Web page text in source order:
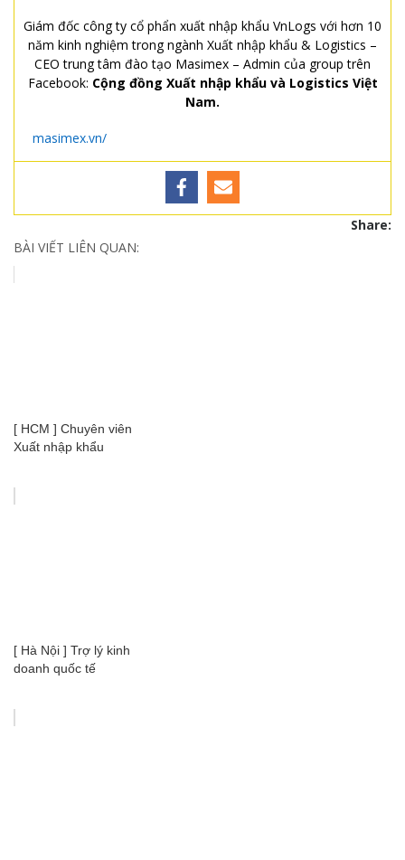
Giám đốc công ty cổ phẩn xuất nhập khẩu VnLogs với hơn 10
năm kinh nghiệm trong ngành Xuất nhập khẩu & Logistics –
CEO trung tâm đào tạo Masimex – Admin của group trên
Facebook: Cộng đồng Xuất nhập khẩu và Logistics Việt
Nam.
masimex.vn/
Share:
BÀI VIẾT LIÊN QUAN:
[ HCM ] Chuyên viên
Xuất nhập khẩu
[ Hà Nội ] Trợ lý kinh
doanh quốc tế